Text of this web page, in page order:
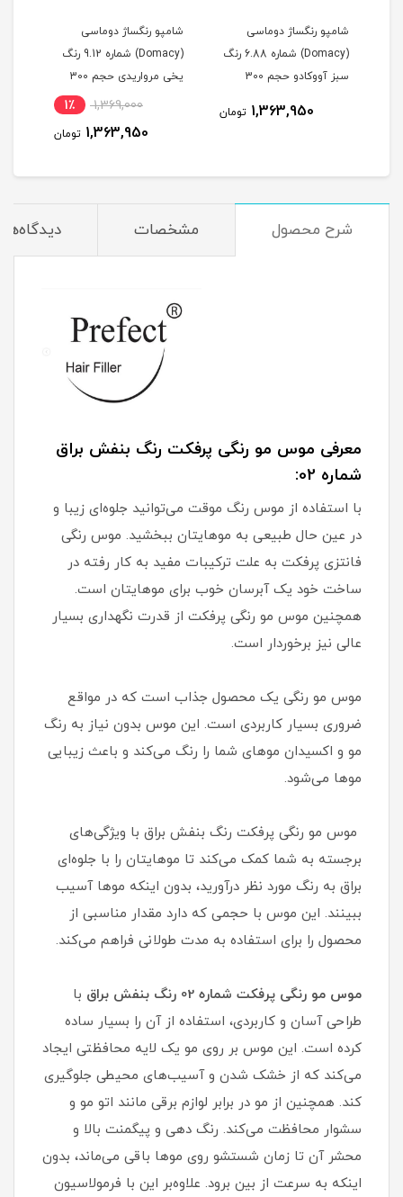
شامپو رنگساژ دوماسی
(Domacy) شماره 6.88 رنگ
سبز آووکادو حجم 300
1,363,950 تومان
شامپو رنگساژ دوماسی
(Domacy) شماره 9.12 رنگ
یخی مرواریدی حجم 300
میلی لیتر1,369,000 1٪
1,363,950 تومان
شرح محصول مشخصات دیدگاه‌ها
معرفی موس مو رنگی پرفکت رنگ بنفش براق
شماره 02:
با استفاده از موس رنگ موقت می‌توانید جلوه‌ای زیبا و
در عین حال طبیعی به موهایتان ببخشید. موس رنگی
فانتزی پرفکت به علت ترکیبات مفید به کار رفته در
ساخت خود یک آبرسان خوب برای موهایتان است.
همچنین موس مو رنگی پرفکت از قدرت نگهداری بسیار
عالی نیز برخوردار است.
موس مو رنگی یک محصول جذاب است که در مواقع
ضروری بسیار کاربردی است. این موس بدون نیاز به رنگ
مو و اکسیدان موهای شما را رنگ می‌کند و باعث زیبایی
موها می‌شود.
موس مو رنگی پرفکت رنگ بنفش براق با ویژگی‌های
برجسته به شما کمک می‌کند تا موهایتان را با جلوه‌ای
براق به رنگ مورد نظر درآورید، بدون اینکه موها آسیب
ببینند. این موس با حجمی که دارد مقدار مناسبی از
محصول را برای استفاده به مدت طولانی فراهم می‌کند.
موس مو رنگی پرفکت شماره 02 رنگ بنفش براق
با
طراحی آسان و کاربردی، استفاده از آن را بسیار ساده
کرده است. این موس بر روی مو یک لایه محافظتی ایجاد
می‌کند که از خشک شدن و آسیب‌های محیطی جلوگیری
کند. همچنین از مو در برابر لوازم برقی مانند اتو مو و
سشوار محافظت می‌کند. رنگ دهی و پیگمنت بالا و
محشر آن تا زمان شستشو روی موها باقی می‌ماند، بدون
اینکه به سرعت از بین برود. علاوه‌بر این با فرمولاسیون